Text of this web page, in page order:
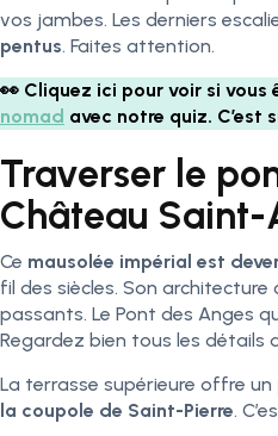
vos jambes. Les derniers
pentus. Faites attention.
👀 Cliquez ici pour voir si vous
nomad avec notre quiz. C’est
Traverser le
Château Saint-
Ce mausolée impérial est
fil des siècles. Son architecture
passants. Le Pont des Anges
Regardez bien tous les détails
La terrasse supérieure offre un
la coupole de Saint-Pierre.